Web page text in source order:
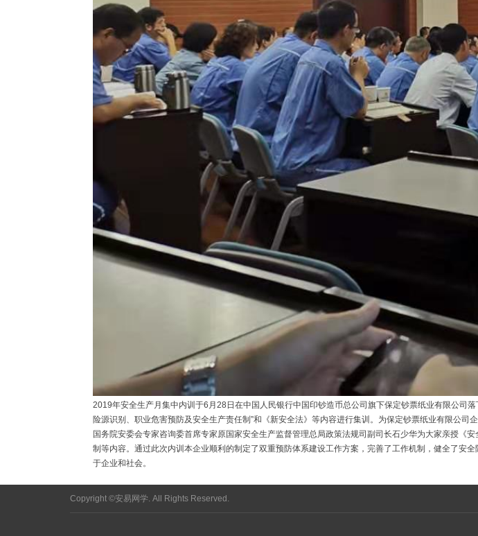
2019年安全生产月集中内训于6月28日在中国人民银行中国印钞造币总公司旗下保定钞票纸业有限公司
险源识别、职业危害预防及安全生产责任制”和《新安全法》等内容进行集训。为保定钞票纸业有限公
国务院安委会专家咨询委首席专家原国家安全生产监督管理总局政策法规司副司长石少华为大家亲授《
制等内容。通过此次内训本企业顺利的制定了双重预防体系建设工作方案，完善了工作机制，健全了安
于企业和社会。
Copyright ©安易网学. All Rights Reserved.